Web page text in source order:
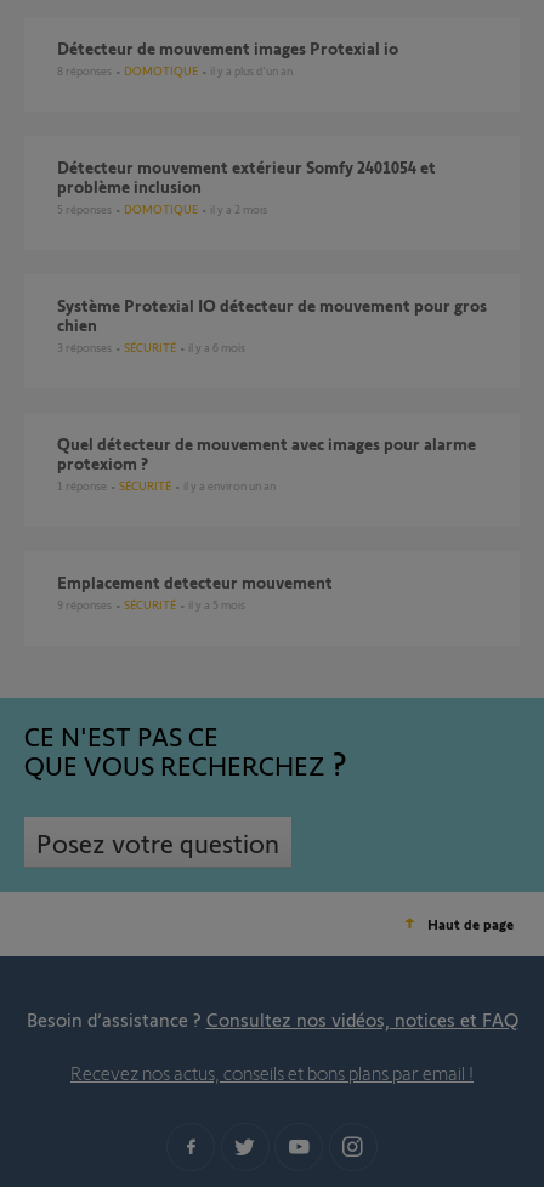
Détecteur de mouvement images Protexial io
8 réponses DOMOTIQUE il y a plus d'un an
Détecteur mouvement extérieur Somfy 2401054 et
problème inclusion
5 réponses DOMOTIQUE il y a 2 mois
Système Protexial IO détecteur de mouvement pour gros
chien
3 réponses SÉCURITÉ il y a 6 mois
Quel détecteur de mouvement avec images pour alarme
protexiom ?
1 réponse SÉCURITÉ il y a environ un an
emplacement detecteur mouvement
9 réponses SÉCURITÉ il y a 5 mois
CE N'EST PAS CE
QUE VOUS RECHERCHEZ
Posez votre question
Haut de page
Besoin d’assistance ? Consultez nos vidéos, notices et FAQ
Recevez nos actus, conseils et bons plans par email !